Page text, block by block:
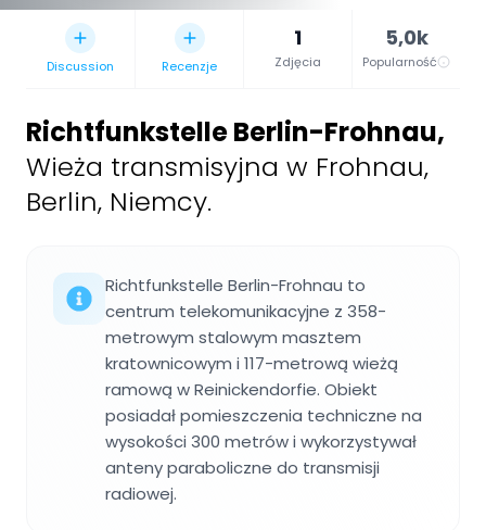
Discussion Recenzje
1
Zdjęcia
5,0k
Popularność
Richtfunkstelle Berlin-Frohnau,
Wieża transmisyjna w Frohnau,
Berlin, Niemcy.
Richtfunkstelle Berlin-Frohnau to
centrum telekomunikacyjne z 358-
metrowym stalowym masztem
kratownicowym i 117-metrową wieżą
ramową w Reinickendorfie. Obiekt
posiadał pomieszczenia techniczne na
wysokości 300 metrów i wykorzystywał
anteny paraboliczne do transmisji
radiowej.